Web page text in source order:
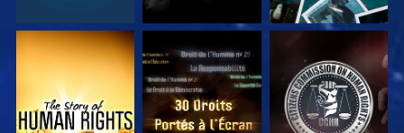
REGARDER REGARDER REGARDER